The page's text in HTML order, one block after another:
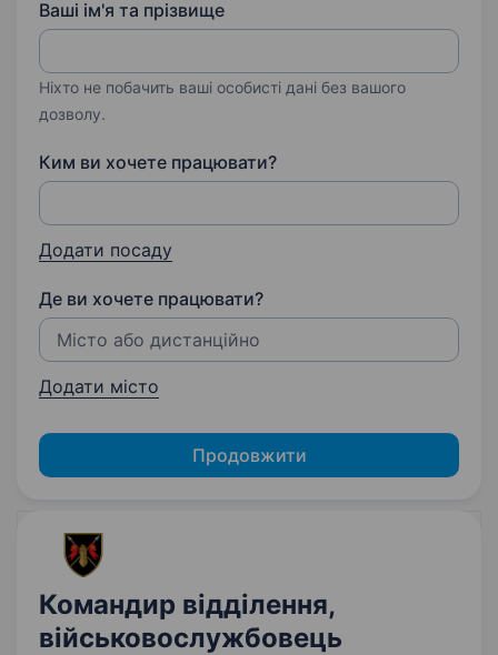
Ваші ім'я та прізвище
Ніхто не побачить ваші особисті дані без вашого
дозволу.
Ким ви хочете працювати?
Додати посаду
Де ви хочете працювати?
Додати місто
Продовжити
Командир відділення,
військовослужбовець